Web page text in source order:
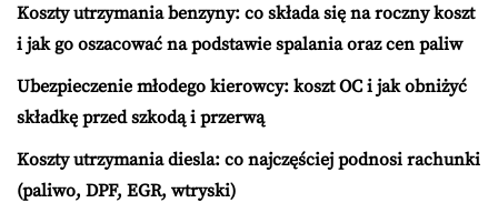
Koszty utrzymania benzyny: co składa się na roczny koszt
i jak go oszacować na podstawie spalania oraz cen paliw
Ubezpieczenie młodego kierowcy: koszt OC i jak obniżyć
składkę przed szkodą i przerwą
Koszty utrzymania diesla: co najczęściej podnosi rachunki
(paliwo, DPF, EGR, wtryski)